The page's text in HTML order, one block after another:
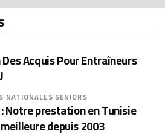
Acquis Pour Entraîneurs
NATIONALES SENIORS
Notre prestation en Tunisie
depuis 2003